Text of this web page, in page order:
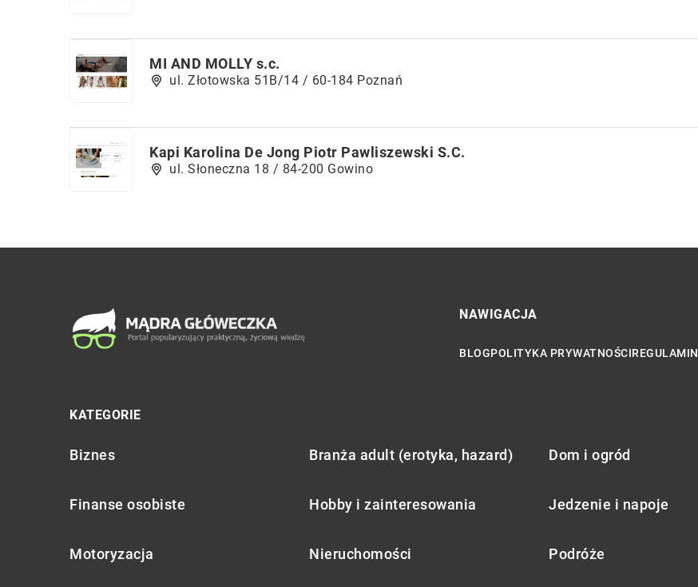
MI AND MOLLY s.c.
ul. Złotowska 51B/14 / 60-184 Poznań
Kapi Karolina De Jong Piotr Pawliszewski S.C.
ul. Słoneczna 18 / 84-200 Gowino
NAWIGACJA
BLOGPOLITYKA PRYWATNOŚCIREGULAMIN
KATEGORIE
Biznes Branża adult (erotyka, hazard) Dom i ogród
Finanse osobiste Hobby i zainteresowania Jedzenie i napoje
Motoryzacja Nieruchomości Podróże